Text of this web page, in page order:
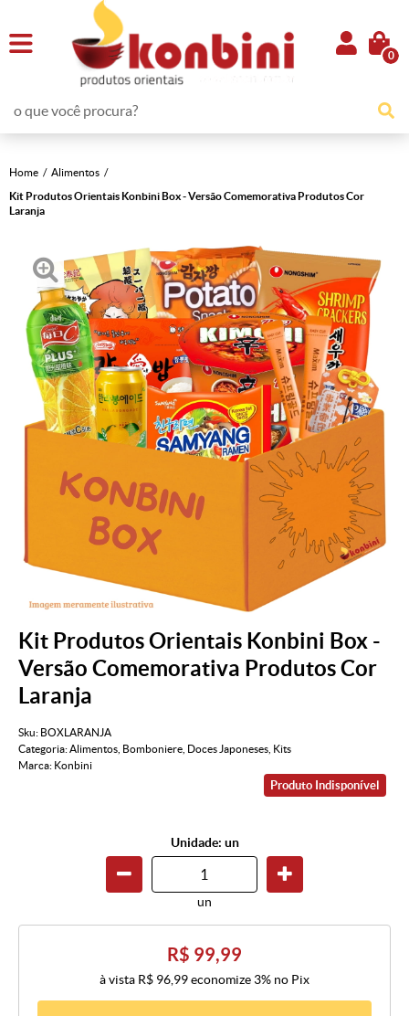
0
Home
Alimentos
Kit Produtos Orientais Konbini Box - Versão Comemorativa Produtos Cor
Laranja
Kit Produtos Orientais Konbini Box -
Versão Comemorativa Produtos Cor
Laranja
Sku: BOXLARANJA
Categoria:Alimentos Bomboniere Doces Japoneses Kits
Marca: Konbini
Produto Indisponível
Unidade: un
un
R$ 99,99
à vista R$ 96,99economize 3% no Pix